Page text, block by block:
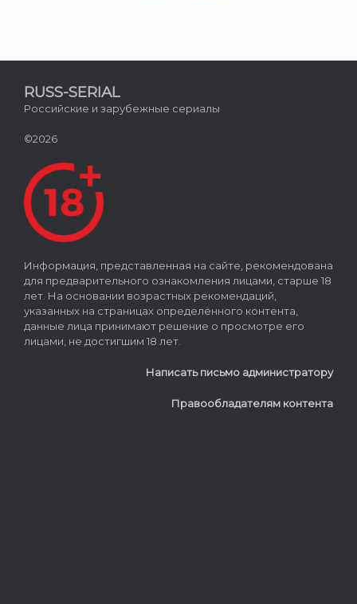
RUSS-SERIAL
Российские и зарубежные сериалы
©2026
Информация, представленная на сайте, рекомендована
для предварительного ознакомления лицами, старше 18
лет. На основании возрастных рекомендаций,
указанных на страницах определённого контента,
данные лица принимают решение о просмотре его
лицами, не достигшим 18 лет.
Написать письмо администратору
Правообладателям контента